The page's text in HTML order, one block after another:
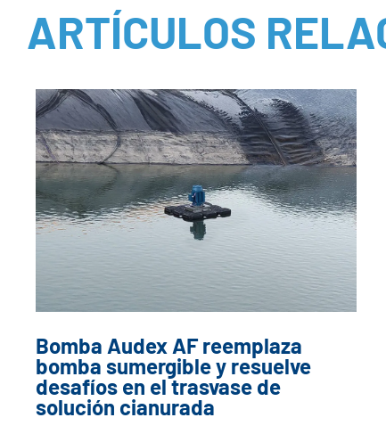
ARTÍCULOS
Bomba Audex AF reemplaza
bomba sumergible y resuelve
desafíos en el trasvase de
solución cianurada